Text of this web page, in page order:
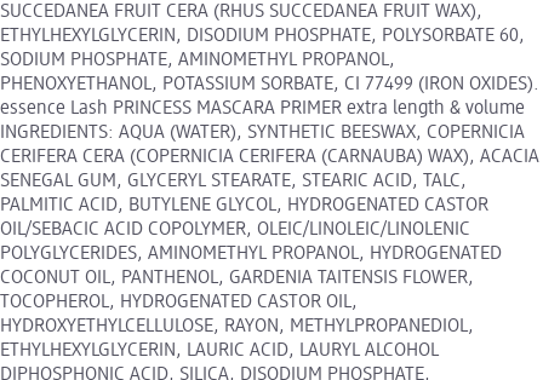
SUCCEDANEA FRUIT CERA (RHUS SUCCEDANEA FRUIT WAX),
ETHYLHEXYLGLYCERIN, DISODIUM PHOSPHATE, POLYSORBATE 60,
SODIUM PHOSPHATE, AMINOMETHYL PROPANOL,
PHENOXYETHANOL, POTASSIUM SORBATE, CI 77499 (IRON OXIDES).
essence Lash PRINCESS MASCARA PRIMER extra length & volume
INGREDIENTS: AQUA (WATER), SYNTHETIC BEESWAX, COPERNICIA
CERIFERA CERA (COPERNICIA CERIFERA (CARNAUBA) WAX), ACACIA
SENEGAL GUM, GLYCERYL STEARATE, STEARIC ACID, TALC,
PALMITIC ACID, BUTYLENE GLYCOL, HYDROGENATED CASTOR
OIL/SEBACIC ACID COPOLYMER, OLEIC/LINOLEIC/LINOLENIC
POLYGLYCERIDES, AMINOMETHYL PROPANOL, HYDROGENATED
COCONUT OIL, PANTHENOL, GARDENIA TAITENSIS FLOWER,
TOCOPHEROL, HYDROGENATED CASTOR OIL,
HYDROXYETHYLCELLULOSE, RAYON, METHYLPROPANEDIOL,
ETHYLHEXYLGLYCERIN, LAURIC ACID, LAURYL ALCOHOL
DIPHOSPHONIC ACID, SILICA, DISODIUM PHOSPHATE,